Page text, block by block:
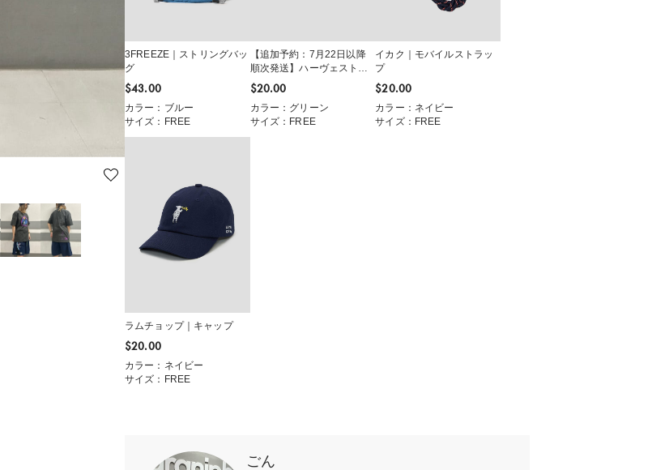
3FREEZE｜ストリングバッ
グ
$‌43.00
カラー：ブルー
サイズ：FREE
【追加予約：7月22日以降
順次発送】ハーヴェスト｜
カスタムポーチ
$‌20.00
カラー：グリーン
サイズ：FREE
イカク｜モバイルストラッ
プ
$‌20.00
カラー：ネイビー
サイズ：FREE
ラムチョップ｜キャップ
$‌20.00
カラー：ネイビー
サイズ：FREE
ごん